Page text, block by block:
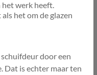
werk heeft.
het om de glazen
door een
Dat is echter maar ten